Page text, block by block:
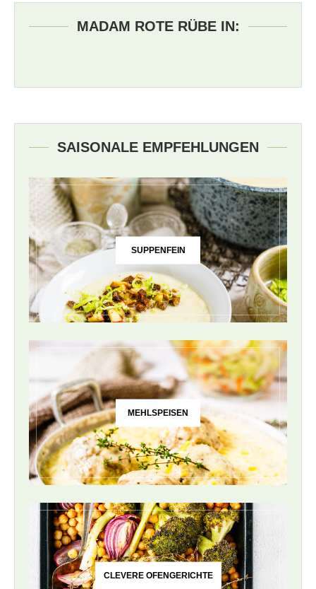
MADAM ROTE RÜBE IN:
SAISONALE EMPFEHLUNGEN
SUPPENFEIN
MEHLSPEISEN
CLEVERE OFENGERICHTE